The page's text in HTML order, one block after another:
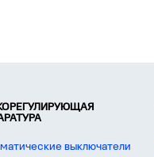
выключатели